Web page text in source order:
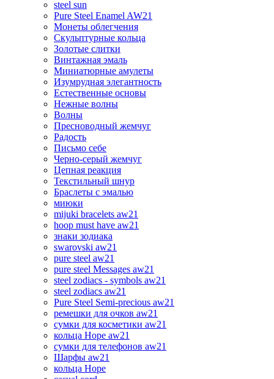
steel sun
Pure Steel Enamel AW21
Монеты облегчения
Скульптурные кольца
Золотые слитки
Винтажная эмаль
Миниатюрные амулеты
Изумрудная элегантность
Естественные основы
Нежные волны
Волны
Пресноводный жемчуг
Радость
Письмо себе
Черно-серый жемчуг
Цепная реакция
Текстильный шнур
Браслеты с эмалью
миюки
mijuki bracelets aw21
hoop must have aw21
знаки зодиака
swarovski aw21
pure steel aw21
pure steel Messages aw21
steel zodiacs - symbols aw21
steel zodiacs aw21
Pure Steel Semi-precious aw21
ремешки для очков aw21
сумки для косметики aw21
кольца Hope aw21
сумки для телефонов aw21
Шарфы aw21
кольца Hope